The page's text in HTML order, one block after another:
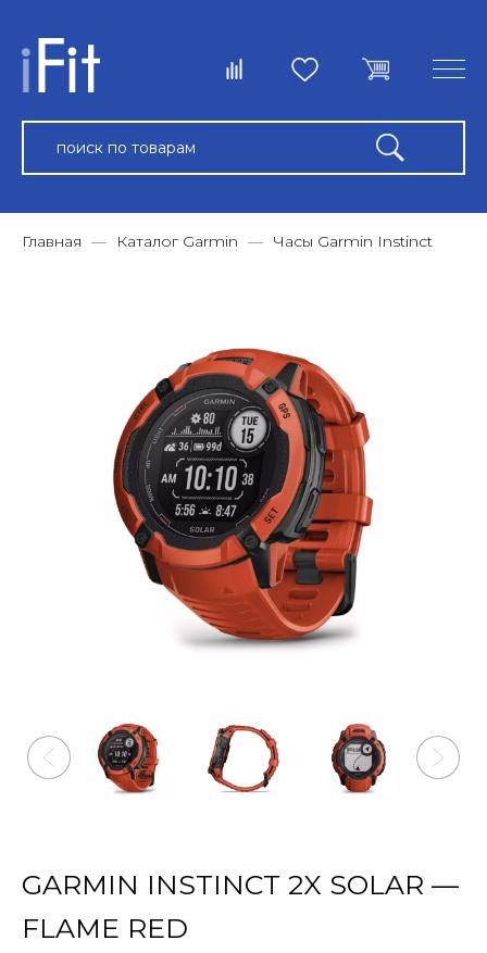
Главная Каталог Garmin Часы Garmin Instinct
GARMIN INSTINCT 2X SOLAR —
FLAME RED